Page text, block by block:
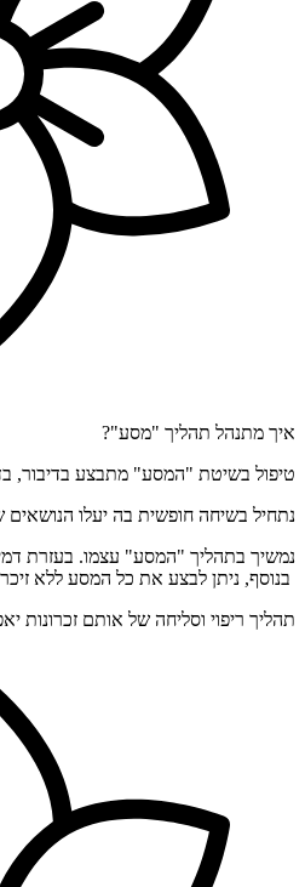
איך מתנהל תהליך "מסע"?
טיפול בשיטת "המסע" מתבצע בדיבור,
נתחיל בשיחה חופשית בה יעלו
נמשיך בתהליך "המסע" עצמו. בעזרת
בנוסף, ניתן לבצע את כל המסע ללא
תהליך ריפוי וסליחה של אותם זכרונות